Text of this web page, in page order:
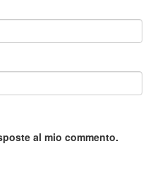
al mio commento.